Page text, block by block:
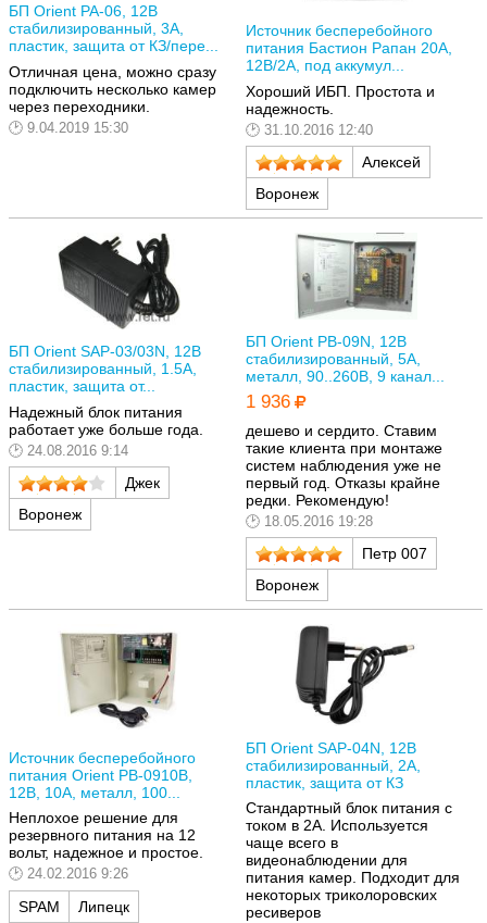
БП Orient PA-06, 12В
стабилизированный, 3А,
пластик, защита от КЗ/пере...
Отличная цена, можно сразу
подключить несколько камер
через переходники.
9.04.2019 15:30
Источник бесперебойного
питания Бастион Рапан 20А,
12В/2А, под аккумул...
Хороший ИБП. Простота и
надежность.
31.10.2016 12:40
Алексей
Воронеж
БП Orient SAP-03/03N, 12В
стабилизированный, 1.5А,
пластик, защита от...
Надежный блок питания
работает уже больше года.
24.08.2016 9:14
Джек
Воронеж
БП Orient PB-09N, 12В
стабилизированный, 5А,
металл, 90..260В, 9 канал...
1 936
дешево и сердито. Ставим
такие клиента при монтаже
систем наблюдения уже не
первый год. Отказы крайне
редки. Рекомендую!
18.05.2016 19:28
Петр 007
Воронеж
Источник бесперебойного
питания Orient PB-0910B,
12В, 10А, металл, 100...
Неплохое решение для
резервного питания на 12
вольт, надежное и простое.
24.02.2016 9:26
SPAM Липецк
БП Orient SAP-04N, 12В
стабилизированный, 2А,
пластик, защита от КЗ
Стандартный блок питания с
током в 2А. Используется
чаще всего в
видеонаблюдении для
питания камер. Подходит для
некоторых триколоровских
ресиверов